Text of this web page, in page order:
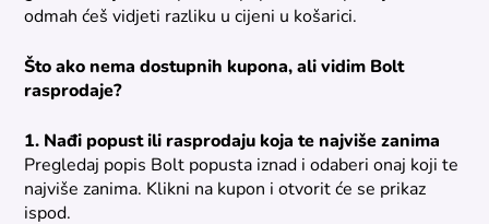
odmah ćeš vidjeti razliku u cijeni u košarici.
Što ako nema dostupnih kupona, ali vidim Bolt
rasprodaje?
1. Nađi popust ili rasprodaju koja te najviše zanima
Pregledaj popis Bolt popusta iznad i odaberi onaj koji te
najviše zanima. Klikni na kupon i otvorit će se prikaz
ispod.